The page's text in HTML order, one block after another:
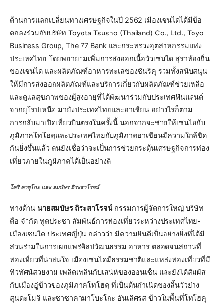
ด้านการแลกเปลี่ยนทางเศรษฐกิจในปี 2562 เมืองเซนไดได้มีข้อ
ตกลงร่วมกับบริษัท Toyota Tsusho (Thailand) Co., Ltd., Toyo
Business Group, The 77 Bank และกระทรวงอุตสาหกรรมแห่ง
ประเทศไทย โดยพยายามเพิ่มการส่งออกเนื้อวัวเซนได สุราท้องถิ่น
ของเซนได และผลิตภัณฑ์อาหารทะเลของซันริคุ รวมทั้งสนับสนุน
ให้มีการส่งออกผลิตภัณฑ์และบริการเกี่ยวกับผลิตภัณฑ์ช่วยเหลือ
และดูแลสุขภาพของผู้สูงอายุที่ได้พัฒนาร่วมกับประเทศฟินแลนด์
จากยุโรปเหนือ มายังประเทศไทยและอาเซียน อย่างไรก็ตาม
การกลับมาเปิดเที่ยวบินตรงในครั้งนี้ นอกจากจะช่วยให้เซนไดกับ
ภูมิภาคโทโฮคุและประเทศไทยกับภูมิภาคอาเซียนมีความใกล้ชิด
กันยิ่งขึ้นแล้ว ตนยังเชื่อว่าจะเป็นการช่วยกระตุ้นเศรษฐกิจการท่อง
เที่ยวภายในภูมิภาคได้เป็นอย่างดี
โคริ คาซุโกะ และ สมบัษร ถิระสาโรจน์
ทางด้าน นายสมบัษร ถิระสาโรจน์ กรรมการผู้จัดการใหญ่ บริษัท
ตือ จำกัด ทูตประชา สัมพันธ์การท่องเที่ยวระหว่างประเทศไทย-
เมืองเซนได ประเทศญี่ปุ่น กล่าวว่า มีความยินดีเป็นอย่างยิ่งที่ได้มี
ส่วนร่วมในการเผยแพร่ศิลปวัฒนธรรม อาหาร ตลอดจนสถานที่
ท่องเที่ยวที่น่าสนใจ เมืองเซนไดมีธรรมชาติและแหล่งท่องเที่ยวที่มี
ทิวทัศน์สวยงาม เพลิดเพลินกับเสน่ห์ของออนเซ็น และยังได้สัมผัส
กับเมืองอู่ข้าวของภูมิภาคโทโฮคุ ที่เป็นต้นกำเนิดของลิ้นวัวย่าง
สุนดะโมจิ และซาซาคามาโบะโกะ อันเลิศรส ข้าวในพื้นที่โทโฮคุ